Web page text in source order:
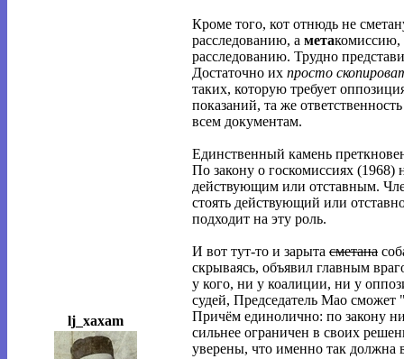
lj_xaxam
Кроме того, кот отнюдь не
расследованию, а метакомиссию,
расследованию. Трудно
Достаточно их просто
таких, которую требует
показаний, та же
всем документам.
Единственный камень
По закону о госкомиссиях (1968)
действующим или отставным.
стоять действующий или
подходит на эту роль.
И вот тут-то и зарыта сметана
скрываясь, объявил главным
у кого, ни у коалиции, ни у
судей, Председатель Мао сможет
Причём единолично: по закону
сильнее ограничен в своих
уверены, что именно так должна